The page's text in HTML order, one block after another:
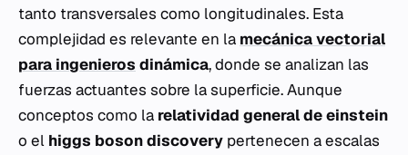
tanto transversales como longitudinales. Esta
complejidad es relevante en la mecánica vectorial
para ingenieros dinámica, donde se analizan las
fuerzas actuantes sobre la superficie. Aunque
conceptos como la relatividad general de einstein
o el higgs boson discovery pertenecen a escalas